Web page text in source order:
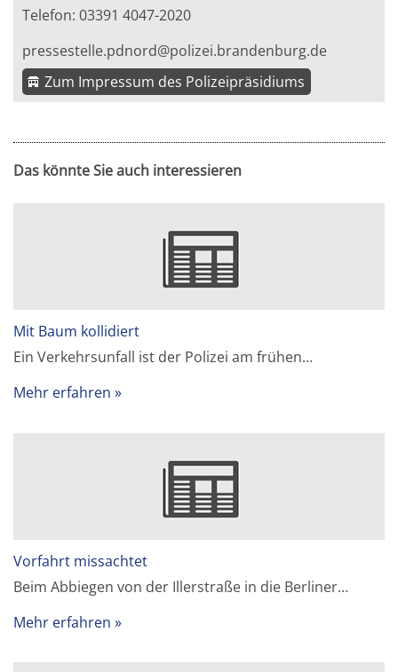
Telefon: 03391 4047-2020
pressestelle.pdnord@polizei.brandenburg.de
Zum Impressum des Polizeipräsidiums
Das könnte Sie auch interessieren
Mit Baum kollidiert
Ein Verkehrsunfall ist der Polizei am frühen…
Mehr erfahren
Vorfahrt missachtet
Beim Abbiegen von der Illerstraße in die Berliner…
Mehr erfahren